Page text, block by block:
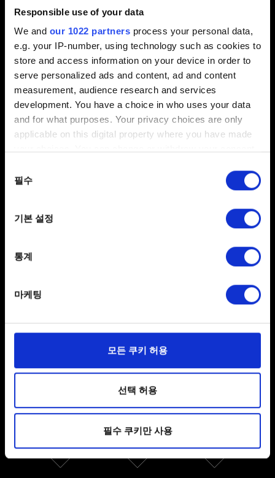
Responsible use of your data
We and our 1022 partners process your personal data,
e.g. your IP-number, using technology such as cookies to
store and access information on your device in order to
serve personalized ads and content, ad and content
measurement, audience research and services
development. You have a choice in who uses your data
and for what purposes. Your privacy choices are only
applicable on this digital property where you have made
the Privacy trigger icon.
Collect information about your geographical
Identify your device by actively scanning it for
Find out more about how your personal data is processed
일부 쿠키는 웹 사이트를 정상적으로 이용하기 위해
관련 기술적 피드백을 제공하여 사용자의 웹사이트 이용
환경을 개선하기 위해 사용됩니다. 예를 들어, 소셜
미디어를 통해 사용자와 소통할 경우, 사용자의 선호도를
파악하기 위해 쿠키의 일부를 저희 파트너와 공유할 수도
있습니다. 물론, 이처럼 선택적으로 쿠키를 사용할
경우에는 사용자의 동의를 구할 것입니다.
선택
필수
기본 설정
통계
마케팅
모든 쿠키 허용
선택 허용
필수 쿠키만 사용
등록 보상(게임 내 보상) 수령 방법
베이스 게임과 확장팩을 따로 구매하실 수
있습니다.
비디오 정책
영상 정책
피드백을 보내고 싶습니다
SNS 접속